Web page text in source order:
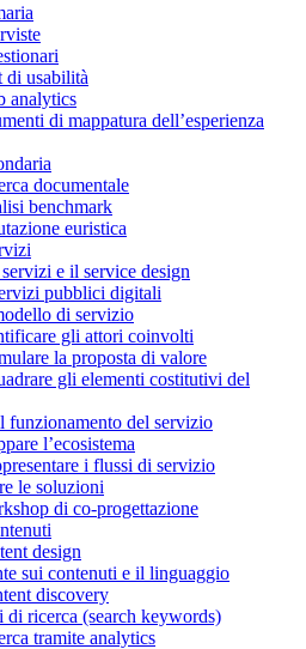
di usabilità
analytics
di mappatura dell’esperienza
documentale
benchmark
euristica
e il service design
pubblici digitali
di servizio
gli attori coinvolti
la proposta di valore
gli elementi costitutivi del
funzionamento del servizio
l’ecosistema
i flussi di servizio
le soluzioni
di co-progettazione
design
sui contenuti e il linguaggio
discovery
di ricerca (search keywords)
tramite analytics